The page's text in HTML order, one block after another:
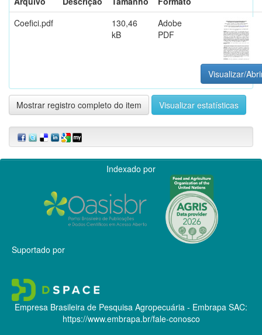
Coefici.pdf
130,46
kB
Adobe
PDF
Visualizar/
Mostrar registro completo do item Visualizar estatísticas
Indexado por
Suportado por
Empresa Brasileira de Pesquisa Agropecuária - Embrapa SAC:
https://www.embrapa.br/fale-conosco